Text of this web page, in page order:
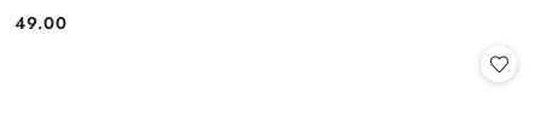
Cena:
49.00